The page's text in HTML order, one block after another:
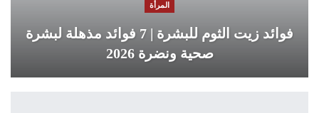
المرأة
فوائد زيت الثوم للبشرة | 7 فوائد مذهلة لبشرة
صحية ونضرة 2026